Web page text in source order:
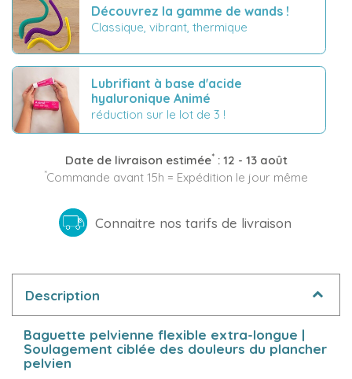
Découvrez la gamme de wands !
Classique, vibrant, thermique
Lubrifiant à base d'acide
hyaluronique Animé
réduction sur le lot de 3 !
Date de livraison estimée*: 12 - 13 août
*Commande avant 15h = Expédition le jour même
Connaitre nos tarifs de livraison
Description
Baguette pelvienne flexible extra-longue |
Soulagement ciblée des douleurs du plancher
pelvien